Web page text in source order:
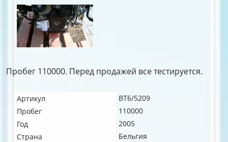
Пробег 110000. Перед продажей все тестируется.
Артикул
BT6/5209
Пробег
110000
Год
2005
Страна
Бельгия